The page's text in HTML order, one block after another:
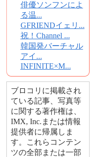
俳優ソンフンによ
る温...
GFRIENDイェリ...
祝！Channel ...
韓国発バーチャル
アイ...
INFINITE×M...
ブロコリに掲載され
ている記事、写真等
に関する著作権は、
IMX, Inc.または情報
提供者に帰属しま
す。これらコンテン
ツの全部または一部